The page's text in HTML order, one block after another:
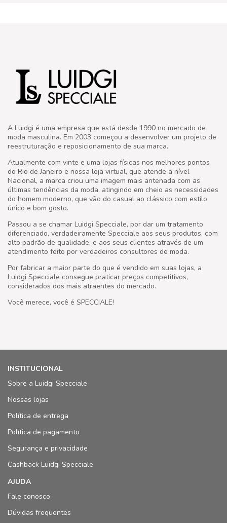
A Luidgi é uma empresa que está desde 1990 no mercado de
moda masculina. Em 2003 começou a desenvolver um projeto de
reestruturação e reposicionamento de sua marca.
Atualmente com vinte e uma lojas físicas nos melhores pontos
do Rio de Janeiro e nossa loja virtual, que atende a nível
Nacional, a marca criou uma imagem mais antenada com as
últimas tendências da moda, atingindo em cheio as necessidades
do homem moderno, que vão do casual ao clássico com estilo
único e bom gosto.
Passou a se chamar Luidgi Specciale, por dar um tratamento
diferenciado, verdadeiramente Specciale aos seus produtos, com
alto padrão de qualidade, e aos seus clientes através de um
atendimento feito por verdadeiros consultores de moda.
Por fabricar a maior parte do que é vendido em suas lojas, a
Luidgi Specciale consegue praticar preços competitivos,
considerados dos mais atraentes do mercado.
Você merece, você é SPECCIALE!
INSTITUCIONAL
Sobre a Luidgi Specciale
Nossas lojas
Política de entrega
Política de pagamento
Segurança e privacidade
Cashback Luidgi Specciale
AJUDA
Fale conosco
Dúvidas frequentes